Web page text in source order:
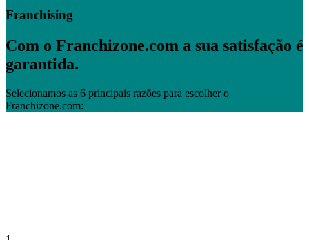
Franchising
Com o Franchizone.com a sua satisfação é
garantida.
Selecionamos as 6 principais razões para escolher o
Franchizone.com: